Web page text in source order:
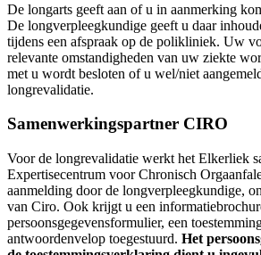
De longarts geeft aan of u in aanmerking
De longverpleegkundige geeft u daar
tijdens een afspraak op de polikliniek. Uw
relevante omstandigheden van uw ziekte
met u wordt besloten of u wel/niet
longrevalidatie.
Samenwerkingspartner CIRO
Voor de longrevalidatie werkt het Elkerliek
Expertisecentrum voor Chronisch
aanmelding door de longverpleegkundige,
van Ciro. Ook krijgt u een
persoonsgegevensformulier, een
antwoordenvelop toegestuurd. Het